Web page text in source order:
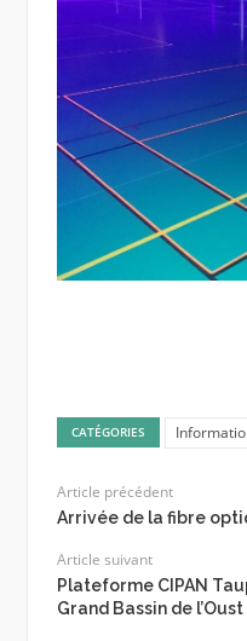
CATÉGORIES
Article précédent
Arrivée de la fibre
Article suivant
Plateforme CIPAN
Grand Bassin de l’Oust